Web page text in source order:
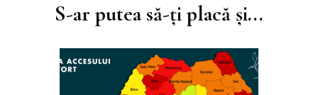
articoleS-ar putea să-ți placă și...